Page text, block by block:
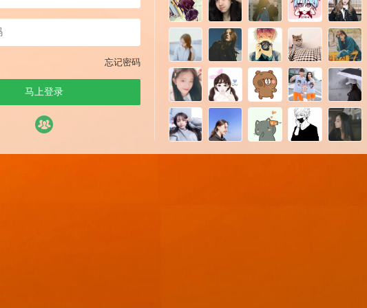
忘记密码
马上登录